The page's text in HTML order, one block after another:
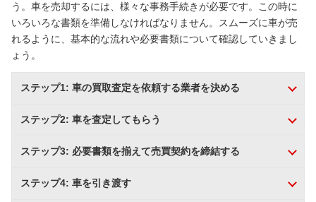
う。車を売却するには、様々な事務手続きが必要です。この時に
いろいろな書類を準備しなければなりません。スムーズに車が売
れるように、基本的な流れや必要書類について確認していきまし
ょう。
ステップ1: 車の買取査定を依頼する業者を決める
ステップ2: 車を査定してもらう
ステップ3: 必要書類を揃えて売買契約を締結する
ステップ4: 車を引き渡す